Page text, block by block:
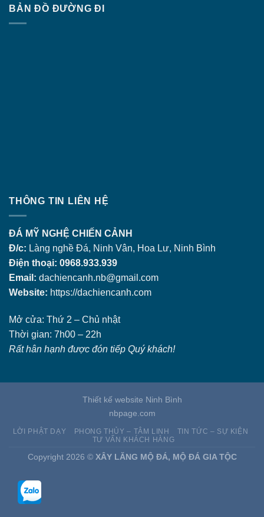
BẢN ĐỒ ĐƯỜNG ĐI
THÔNG TIN LIÊN HỆ
ĐÁ MỸ NGHỆ CHIẾN CẢNH
Đ/c: Làng nghề Đá, Ninh Vân, Hoa Lư, Ninh Bình
Điện thoại: 0968.933.939
Email: dachiencanh.nb@gmail.com
Website: https://dachiencanh.com
Mở cửa: Thứ 2 – Chủ nhật
Thời gian: 7h00 – 22h
Rất hân hạnh được đón tiếp Quý khách!
Thiết kế website Ninh Bình
nbpage.com
LỜI PHẬT DẠY PHONG THỦY – TÂM LINH
TIN TỨC – SỰ KIỆN
TƯ VẤN KHÁCH HÀNG
Copyright 2026 © XÂY LĂNG MỘ ĐÁ, MỘ ĐÁ GIA TỘC